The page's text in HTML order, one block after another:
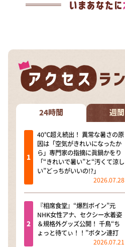
24時間 週間
40℃超え続出！ 異常な暑さの原
因は「空気がきれいになったか
ら」専門家の指摘に眞鍋かをり
「“きれいで暑い”と“汚くて涼し
い”どっちがいいの!?」
2026.07.28
『相席食堂』“爆烈ボイン”元
NHK女性アナ、セクシー水着姿
＆規格外グッズ公開！ 千鳥“ち
ょっと待てぃ！！”ボタン連打
2026.07.21